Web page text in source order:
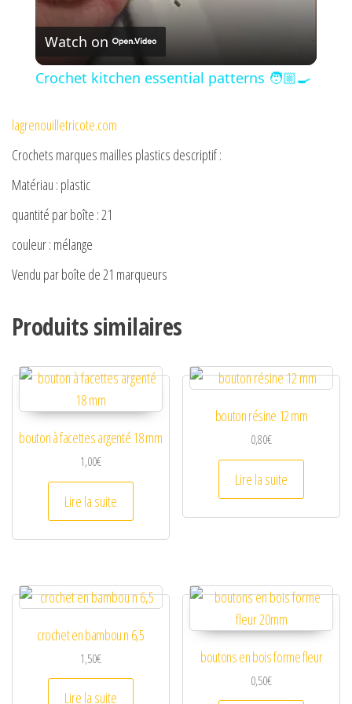
V
i
e
Watch on
Crochet kitchen essential patterns 🧑🏼‍🍳
lagrenouilletricote.com
Crochets marques mailles plastics descriptif :
Matériau : plastic
quantité par boîte : 21
couleur : mélange
Vendu par boîte de 21 marqueurs
Produits similaires
bouton à facettes argenté 18 mm
1,00€
Lire la suite
bouton résine 12 mm
0,80€
Lire la suite
crochet en bambou n 6,5
1,50€
Lire la suite
boutons en bois forme fleur
0,50€